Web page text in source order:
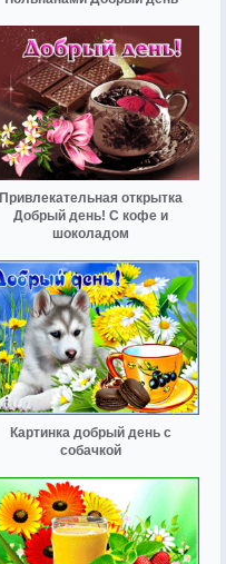
Привлекательная открытка
Добрый день! С кофе и
шоколадом
Картинка добрый день с
собачкой